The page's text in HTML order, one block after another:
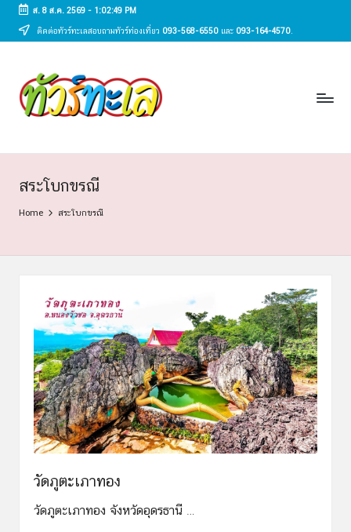
Skip
content
ส. 8 ส.ค. 2569- 1:02:49 PM
ติดต่อทัวร์ทะเลสอบถามทัวร์ท่องเที่ยว 093-568-6550และ 093-164-4570.
ทั
ว
ท
ะ
เ
ทัวร์
ทะเล
ราคา
แพ็ก
จ
ทะเล
สระโบกขรณี
Home สระโบกขรณี
วัดภูตะเภาทอง
วัดภูตะเภาทอง จังหวัดอุดรธานี …